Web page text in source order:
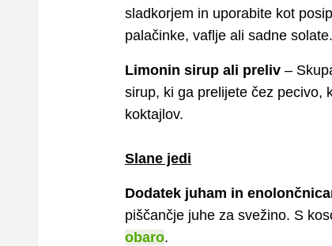
sladkorjem in uporabite kot
palačinke, vaflje ali sadne solate.
Limonin sirup ali preliv –
sirup, ki ga prelijete čez pecivo,
koktajlov.
Slane jedi
Dodatek juham in
piščančje juhe za svežino. S
obaro.